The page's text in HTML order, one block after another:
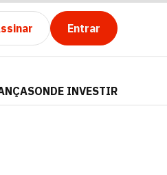
Entrar
ONDE INVESTIR